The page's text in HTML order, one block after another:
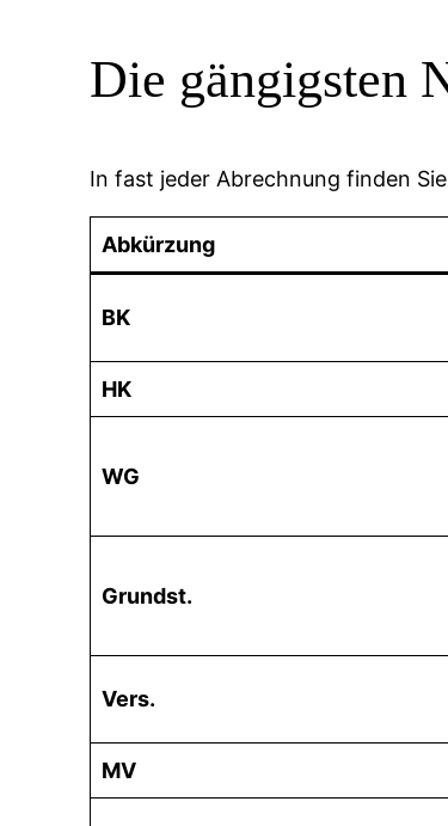
Die gängigsten
In fast jeder Abrechnung finden
Abkürzung
BK
HK
WG
Grundst.
Vers.
MV